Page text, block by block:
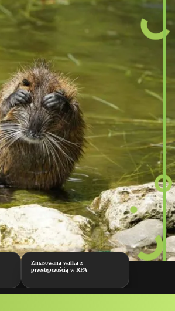
Zmasowana walka z
przestępczością w RPA